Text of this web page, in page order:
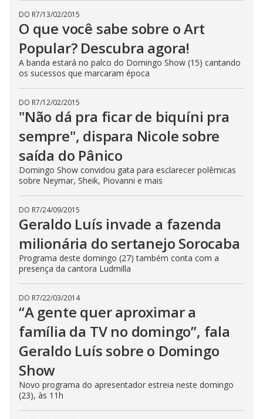
DO R7/13/02/2015
O que você sabe sobre o Art
Popular? Descubra agora!
A banda estará no palco do Domingo Show (15) cantando
os sucessos que marcaram época
DO R7/12/02/2015
"Não dá pra ficar de biquíni pra
sempre", dispara Nicole sobre
saída do Pânico
Domingo Show convidou gata para esclarecer polêmicas
sobre Neymar, Sheik, Piovanni e mais
DO R7/24/09/2015
Geraldo Luís invade a fazenda
milionária do sertanejo Sorocaba
Programa deste domingo (27) também conta com a
presença da cantora Ludmilla
DO R7/22/03/2014
“A gente quer aproximar a
família da TV no domingo”, fala
Geraldo Luís sobre o Domingo
Show
Novo programa do apresentador estreia neste domingo
(23), às 11h